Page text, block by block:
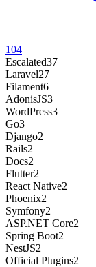
104
Escalated37
Laravel27
Filament6
AdonisJS3
WordPress3
Go3
Django2
Rails2
Docs2
Flutter2
React Native2
Phoenix2
Symfony2
ASP.NET Core2
Spring Boot2
NestJS2
Official Plugins2